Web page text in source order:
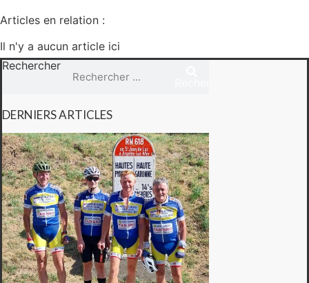
Articles en relation :
Il n'y a aucun article ici
Rechercher
DERNIERS ARTICLES